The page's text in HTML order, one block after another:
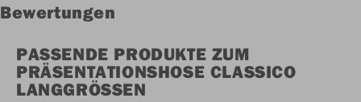
Bewertungen
PASSENDE PRODUKTE ZUM
PRÄSENTATIONSHOSE CLASSICO
LANGGRÖSSEN